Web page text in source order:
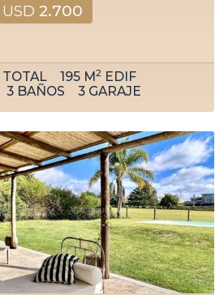
USD 2.700
TOTAL 195 M2 EDIF
3 BAÑOS 3 GARAJE